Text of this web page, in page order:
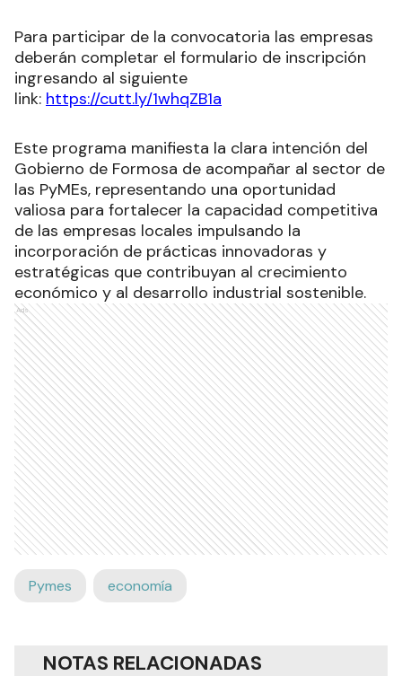
Para participar de la convocatoria las empresas
deberán completar el formulario de inscripción
ingresando al siguiente
link: https://cutt.ly/1whqZB1a
Este programa manifiesta la clara intención del
Gobierno de Formosa de acompañar al sector de
las PyMEs, representando una oportunidad
valiosa para fortalecer la capacidad competitiva
de las empresas locales impulsando la
incorporación de prácticas innovadoras y
estratégicas que contribuyan al crecimiento
económico y al desarrollo industrial sostenible.
Ads
Pymes economía
NOTAS RELACIONADAS